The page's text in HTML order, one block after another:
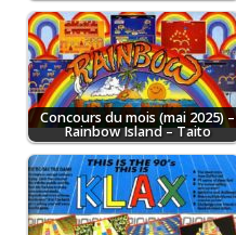
Concours du mois (mai 2025) –
Rainbow Island – Taito